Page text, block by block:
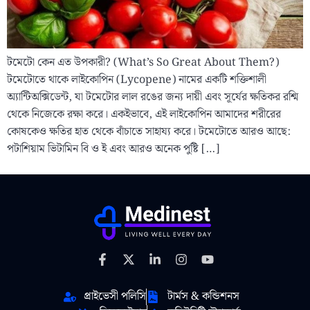
টমেটো কেন এত উপকারী? (What’s So Great About Them?)
টমেটোতে থাকে লাইকোপিন (Lycopene) নামের একটি শক্তিশালী
অ্যান্টিঅক্সিডেন্ট, যা টমেটোর লাল রঙের জন্য দায়ী এবং সূর্যের ক্ষতিকর রশ্মি
থেকে নিজেকে রক্ষা করে। একইভাবে, এই লাইকোপিন আমাদের শরীরের
কোষকেও ক্ষতির হাত থেকে বাঁচাতে সাহায্য করে। টমেটোতে আরও আছে:
পটাশিয়াম ভিটামিন বি ও ই এবং আরও অনেক পুষ্টি […]
প্রাইভেসী পলিসি
টার্মস & কন্ডিশনস